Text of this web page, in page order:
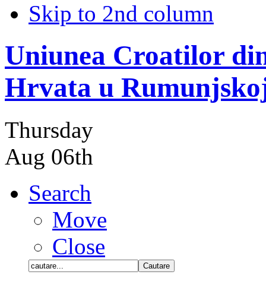
Skip to 2nd column
Uniunea Croatilor
Hrvata u
Thursday
Aug 06th
Search
Move
Close